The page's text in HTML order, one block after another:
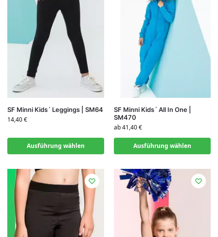
SF Minni Kids´ Leggings | SM64
14,40€
Ausführung wählen
SF Minni Kids´ All In One |
SM470
ab41,40€
Ausführung wählen